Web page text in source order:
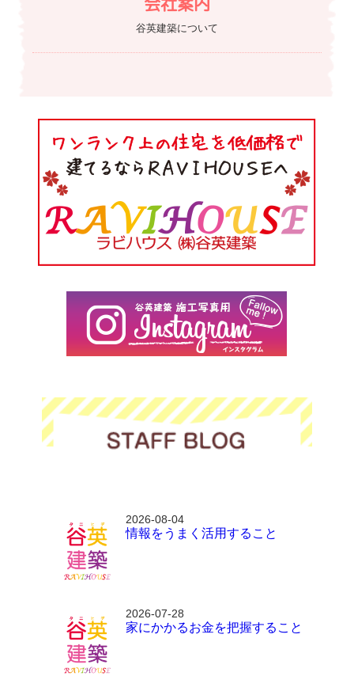
谷英建築について
2026-08-04
情報をうまく活用すること
2026-07-28
家にかかるお金を把握すること